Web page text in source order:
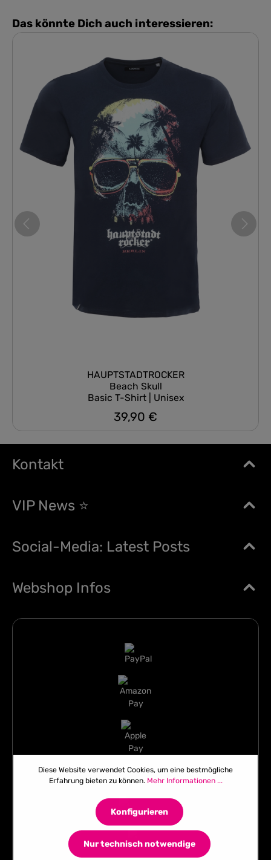
Das könnte Dich auch interessieren:
HAUPTSTADTROCKER
Beach Skull
Basic T-Shirt | Unisex
Regulärer Preis:
39,90 €
Kontakt
VIP News ⭐
Social-Media: Latest Posts
Webshop Infos
Diese Website verwendet Cookies, um eine bestmögliche
Erfahrung bieten zu können. Mehr Informationen ...
Nur technisch notwendige
Konfigurieren